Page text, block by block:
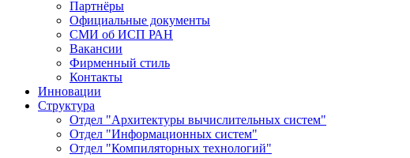
Партнёры
Официальные документы
СМИ об ИСП РАН
Вакансии
Фирменный стиль
Контакты
Инновации
Структура
Отдел "Архитектуры вычислительных систем"
Отдел "Информационных систем"
Отдел "Компиляторных технологий"